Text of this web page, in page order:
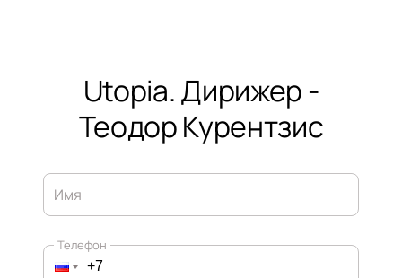
Utopia. Дирижер -
Теодор Курентзис
Имя
Телефон